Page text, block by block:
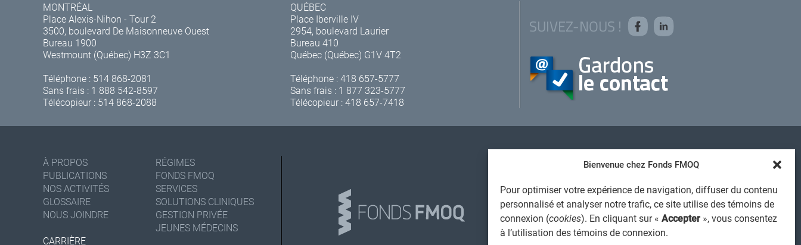
Bienvenue chez Fonds FMOQ
Pour optimiser votre expérience de navigation, diffuser du contenu
personnalisé et analyser notre trafic, ce site utilise des témoins de
connexion (cookies). En cliquant sur « Accepter », vous consentez
à l’utilisation des témoins de connexion.
MONTRÉAL
Place Alexis-Nihon - Tour 2
3500, boulevard De Maisonneuve Ouest
Bureau 1900
Westmount (Québec) H3Z 3C1
Téléphone : 514 868-2081
Sans frais : 1 888 542-8597
Télécopieur : 514 868-2088
QUÉBEC
Place Iberville IV
2954, boulevard Laurier
Bureau 410
Québec (Québec) G1V 4T2
Téléphone :418 657-5777
Sans frais : 1 877 323-5777
Télécopieur : 418 657-7418
SUIVEZ-NOUS !
À PROPOS
PUBLICATIONS
NOS ACTIVITÉS
GLOSSAIRE
NOUS JOINDRE
RÉGIMES
FONDS FMOQ
SERVICES
SOLUTIONS CLINIQUES
GESTION PRIVÉE
JEUNES MÉDECINS
CARRIÈRE
AVIS JURIDIQUE GÉNÉRAL
PROTECTION DES RENSEIGNEMENTS PERSONNELS
POLITIQUE DE TRAITEMENT DES PLAINTES
REGISTRE DES CONFLITS D'INTÉRÊTS